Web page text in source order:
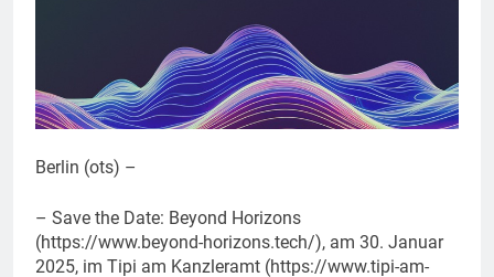
Berlin (ots) –
– Save the Date: Beyond Horizons
(https://www.beyond-horizons.tech/), am 30. Januar
2025, im Tipi am Kanzleramt (https://www.tipi-am-